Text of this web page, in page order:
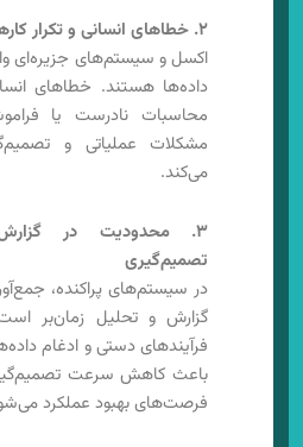
۲. خطاهای انسانی و تکرار کارها
اکسل و سیستم‌های جزیره‌ای
داده‌ها هستند. خطاهای
محاسبات نادرست یا
مشکلات عملیاتی و
می‌کند.
۳. محدودیت در
تصمیم‌گیری
در سیستم‌های پراکنده،
گزارش و تحلیل زمان‌بر
فرآیندهای دستی و ادغام
باعث کاهش سرعت
فرصت‌های بهبود عملکرد